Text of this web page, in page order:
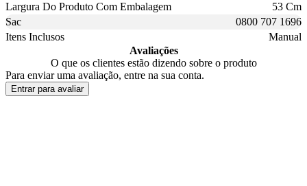
Largura Do Produto Com Embalagem
53 Cm
Sac
0800 707 1696
Itens Inclusos
Manual
Avaliações
O que os clientes estão dizendo sobre o produto
Para enviar uma avaliação, entre na sua conta.
Entrar para avaliar